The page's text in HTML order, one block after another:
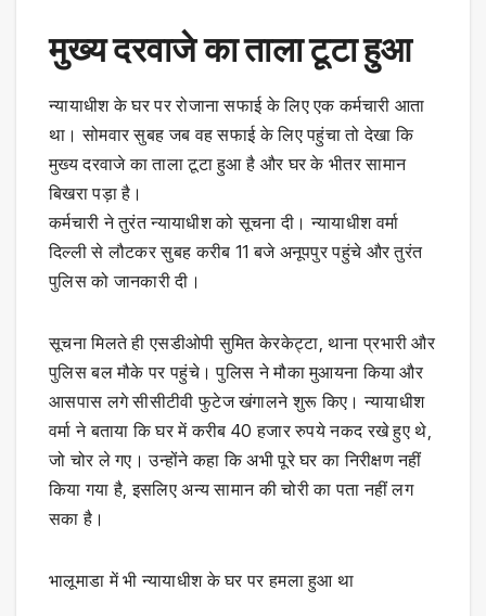
मुख्य दरवाजे का ताला टूटा हुआ
न्यायाधीश के घर पर रोजाना सफाई के लिए एक कर्मचारी आता
था। सोमवार सुबह जब वह सफाई के लिए पहुंचा तो देखा कि
मुख्य दरवाजे का ताला टूटा हुआ है और घर के भीतर सामान
बिखरा पड़ा है।
कर्मचारी ने तुरंत न्यायाधीश को सूचना दी। न्यायाधीश वर्मा
दिल्ली से लौटकर सुबह करीब 11 बजे अनूपपुर पहुंचे और तुरंत
पुलिस को जानकारी दी।
सूचना मिलते ही एसडीओपी सुमित केरकेट्टा, थाना प्रभारी और
पुलिस बल मौके पर पहुंचे। पुलिस ने मौका मुआयना किया और
आसपास लगे सीसीटीवी फुटेज खंगालने शुरू किए। न्यायाधीश
वर्मा ने बताया कि घर में करीब 40 हजार रुपये नकद रखे हुए थे,
जो चोर ले गए। उन्होंने कहा कि अभी पूरे घर का निरीक्षण नहीं
किया गया है, इसलिए अन्य सामान की चोरी का पता नहीं लग
सका है।
भालूमाडा में भी न्यायाधीश के घर पर हमला हुआ था